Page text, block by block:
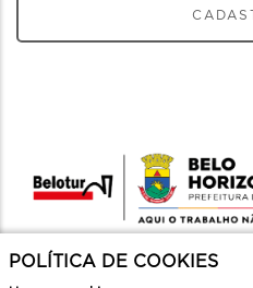
POLÍTICA DE COOKIES